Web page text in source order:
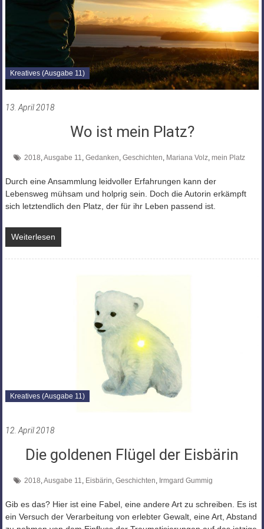
Kreatives (Ausgabe 11)
13. April 2018
Wo ist mein Platz?
2018 Ausgabe 11 Gedanken Geschichten Mariana Volz, mein Platz
Durch eine Ansammlung leidvoller Erfahrungen kann der
Lebensweg mühsam und holprig sein. Doch die Autorin erkämpft
sich letztendlich den Platz, der für ihr Leben passend ist.
Weiterlesen
Kreatives (Ausgabe 11)
12. April 2018
Die goldenen Flügel der Eisbärin
2018,Ausgabe 11, Eisbärin, Geschichten, Irmgard Gummig
Gib es das? Hier ist eine Fabel, eine andere Art zu schreiben. Es ist
ein Versuch der Verarbeitung von erlebter Gewalt, eine Art, Abstand